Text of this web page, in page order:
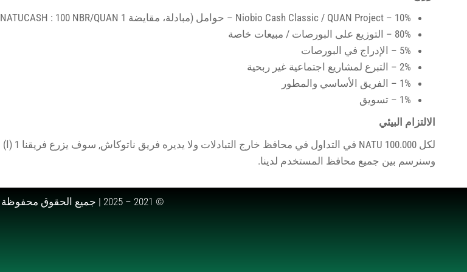
10% –
Niobio Cash Classic / QUAN Project – حوامل (مبادلة، مقايضة 1
NATUCASH : 100 NBR/QUAN)
80% – التوزيع على البورصات / مبيعات خاصة
5% – الإدراج في البورصات
2% – التبرع لمشاريع اجتماعية غير ربحية
1% – الفريق الأساسي والمطور
1% – تسويق
الالتزام البيئي
لكل 100.000
NATU في التداول في محافظ خارج التبادلات
وسنرسم بين جميع محافظ المستخدم لدينا.
© 2021 – 2025 | جميع الحقوق محفوظة NATUCASH